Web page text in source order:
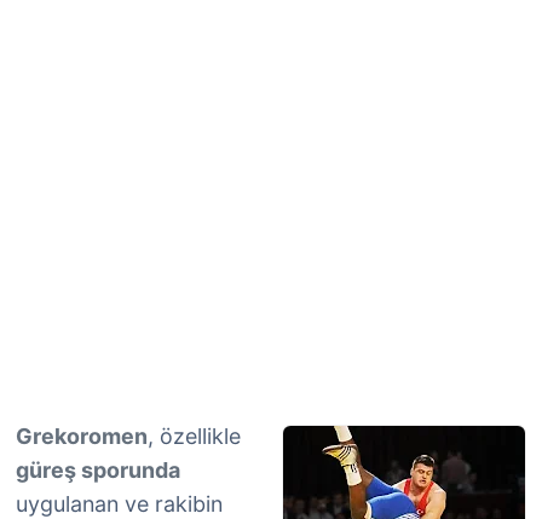
Grekoromen, özellikle
güreş sporunda
uygulanan ve rakibin